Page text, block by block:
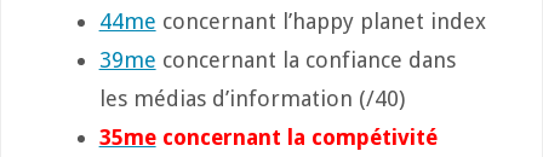
44me concernant l’happy planet index
39me concernant la confiance dans
les médias d’information (/40)
35me concernant la compétivité